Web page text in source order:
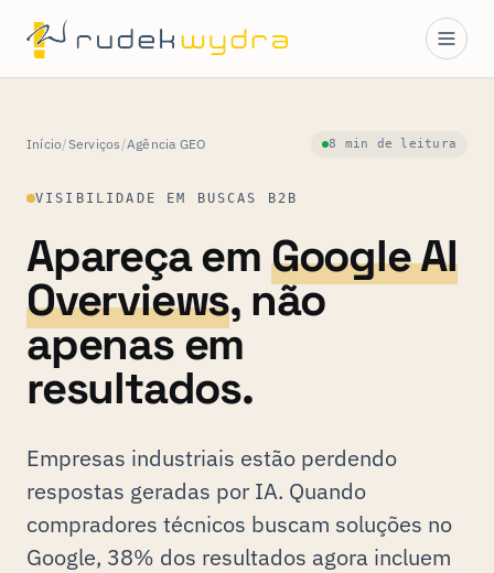
Início/Serviços /Agência GEO 8 min de leitura
VISIBILIDADE EM BUSCAS B2B
Apareça emGoogle AI
Overviews, não
apenas em
resultados.
Empresas industriais estão perdendo
respostas geradas por IA. Quando
compradores técnicos buscam soluções no
Google, 38% dos resultados agora incluem